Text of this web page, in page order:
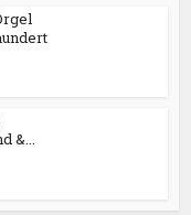
&...